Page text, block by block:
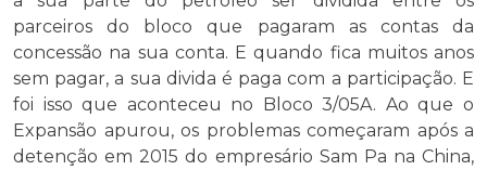
parceiros do bloco que pagaram as contas da
concessão na sua conta. E quando fica muitos anos
sem pagar, a sua divida é paga com a participação. E
foi isso que aconteceu no Bloco 3/05A. Ao que o
Expansão apurou, os problemas começaram após a
detenção em 2015 do empresário Sam Pa na China,